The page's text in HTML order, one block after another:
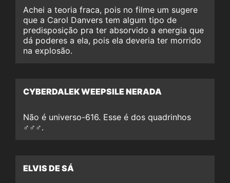
Achei a teoria fraca, pois no filme um sugere
que a Carol Danvers tem algum tipo de
predisposição pra ter absorvido a energia que
dá poderes a ela, pois ela deveria ter morrido
na explosão.
CYBERDALEK WEEPSILE NERADA
Não é universo-616. Esse é dos quadrinhos
‍♂️‍♂️‍♂️.
ELVIS DE SÁ